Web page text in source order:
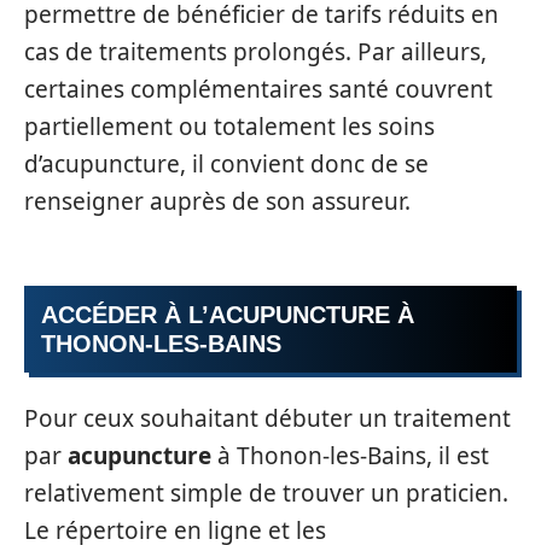
permettre de bénéficier de tarifs réduits en
cas de traitements prolongés. Par ailleurs,
certaines complémentaires santé couvrent
partiellement ou totalement les soins
d’acupuncture, il convient donc de se
renseigner auprès de son assureur.
ACCÉDER À L’ACUPUNCTURE À
THONON-LES-BAINS
Pour ceux souhaitant débuter un traitement
paracupuncture à Thonon-les-Bains, il est
relativement simple de trouver un praticien.
Le répertoire en ligne et les